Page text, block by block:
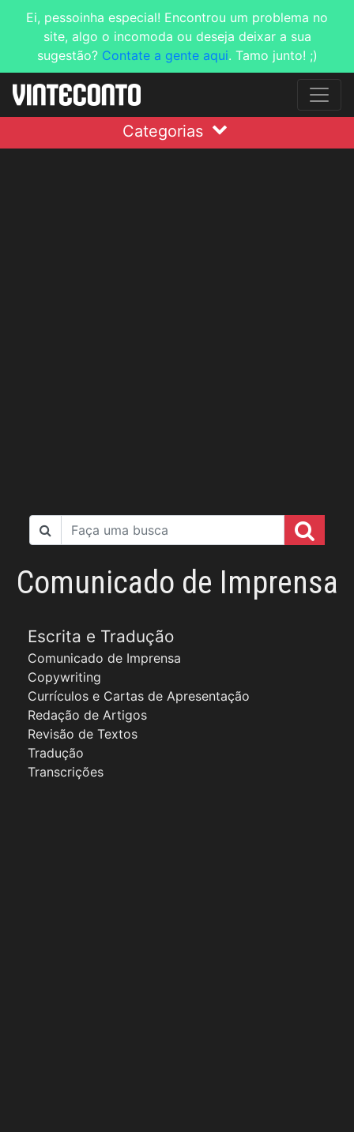
Ei, pessoinha especial! Encontrou um problema no
site, algo o incomoda ou deseja deixar a sua
sugestão? Contate a gente aqui. Tamo junto! ;)
Categorias
Comunicado de Imprensa
Escrita e Tradução
Comunicado de Imprensa
Copywriting
Currículos e Cartas de Apresentação
Redação de Artigos
Revisão de Textos
Tradução
Transcrições